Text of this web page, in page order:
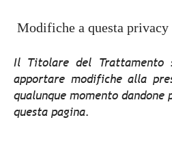
Modifiche a questa
Il Titolare del
apportare modifiche alla
qualunque momento
questa pagina.